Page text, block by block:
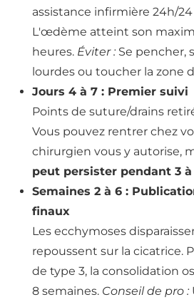
assistance infirmière 24h/24
L'œdème atteint son
heures. Éviter :Se pencher,
lourdes ou toucher la zone
Jours 4 à 7 : Premier suivi
Points de suture/drains
Vous pouvez rentrer chez
chirurgien vous y autorise,
peut persister pendant 3 à
Semaines 2 à 6 :
finaux
Les ecchymoses
repoussent sur la cicatrice.
de type 3, la consolidation
8 semaines. Conseil de pro :